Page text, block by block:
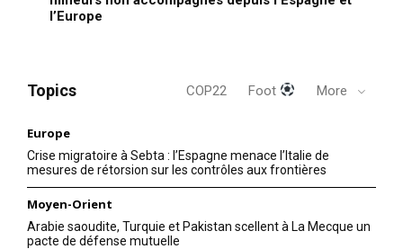
l’Europe
Topics COP22 Foot More
Europe
Crise migratoire à Sebta : l’Espagne menace l’Italie de
mesures de rétorsion sur les contrôles aux frontières
Moyen-Orient
Arabie saoudite, Turquie et Pakistan scellent à La Mecque un
pacte de défense mutuelle